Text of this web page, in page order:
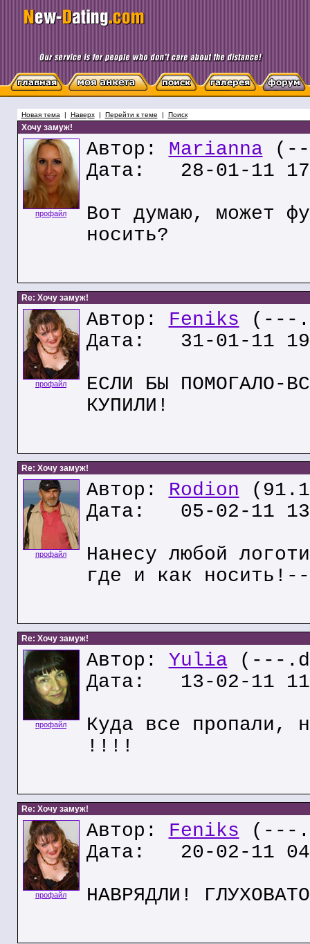
Новая тема | Наверх| Перейти к теме | Поиск
Хочу замуж!
профайл
Автор: Marianna
Дата: 28-01-11
Вот думаю, может
носить?
Re: Хочу замуж!
профайл
Автор: Feniks (---
Дата: 31-01-11
EСЛИ БЫ ПОМОГАЛО-
КУПИЛИ!
Re: Хочу замуж!
профайл
Автор: Rodion
Дата: 05-02-11
Нанесу любой
где и как
Re: Хочу замуж!
профайл
Автор: Yulia (---
Дата: 13-02-11
Куда все пропали,
!!!!
Re: Хочу замуж!
профайл
Автор: Feniks (---
Дата: 20-02-11
НАВРЯДЛИ!